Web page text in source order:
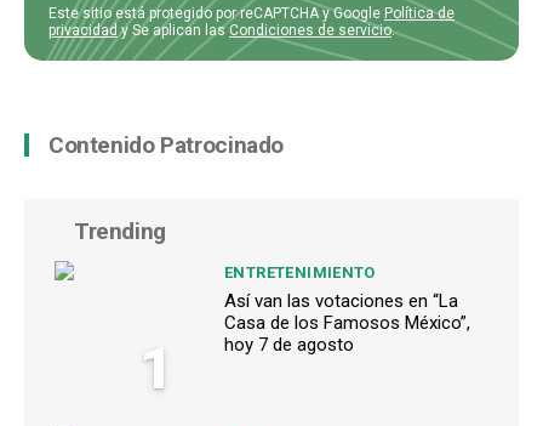
Este sitio está protegido por reCAPTCHA y Google Política de
privacidad y Se aplican lasCondiciones de servicio.
Contenido Patrocinado
Trending
1
ENTRETENIMIENTO
Así van las votaciones en “La
Casa de los Famosos México”,
hoy 7 de agosto